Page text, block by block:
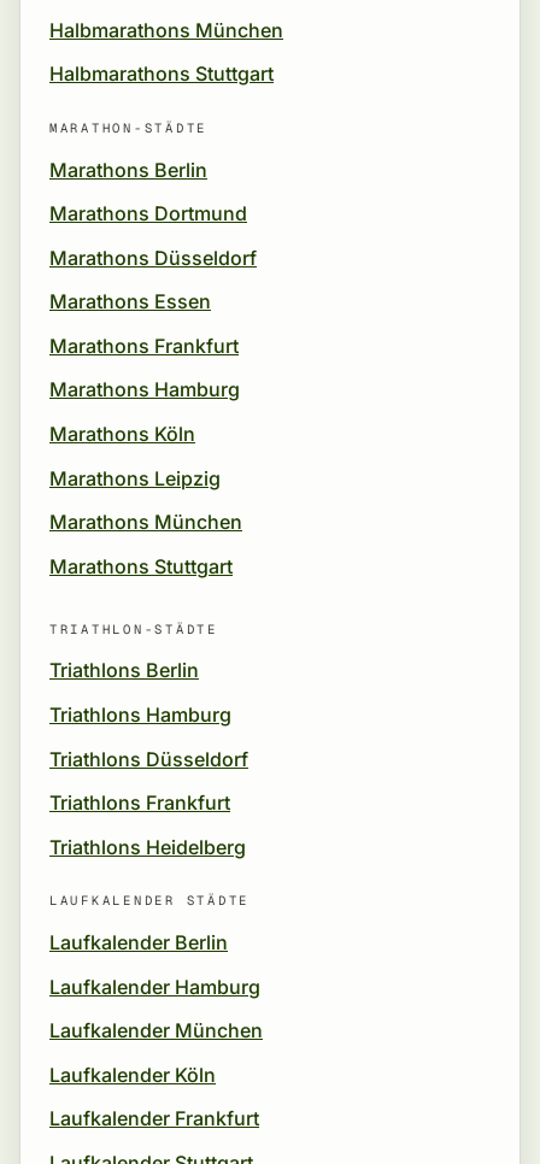
Halbmarathons München
Halbmarathons Stuttgart
MARATHON-STÄDTE
Marathons Berlin
Marathons Dortmund
Marathons Düsseldorf
Marathons Essen
Marathons Frankfurt
Marathons Hamburg
Marathons Köln
Marathons Leipzig
Marathons München
Marathons Stuttgart
TRIATHLON-STÄDTE
Triathlons Berlin
Triathlons Hamburg
Triathlons Düsseldorf
Triathlons Frankfurt
Triathlons Heidelberg
LAUFKALENDER STÄDTE
Laufkalender Berlin
Laufkalender Hamburg
Laufkalender München
Laufkalender Köln
Laufkalender Frankfurt